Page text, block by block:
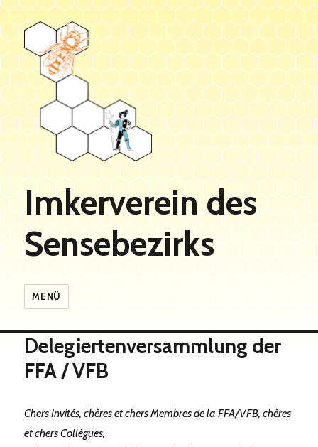
Imkerverein des
Sensebezirks
MENÜ
Delegiertenversammlung der
FFA / VFB
Chers Invités, chères et chers Membres de la FFA/VFB, chères
et chers Collègues,